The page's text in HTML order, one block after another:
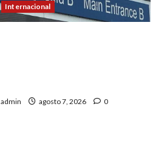
Internacional
admin agosto 7, 2026 0